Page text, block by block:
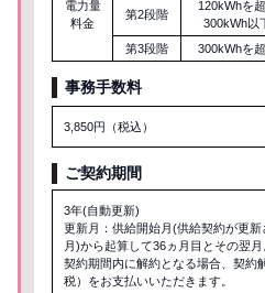
電力量
料金
第2段階
120kWhを
300kWh以
第3段階 300kWhを
事務手数料
3,850円（税込）
ご契約期間
3年(自動更新)
更新月：供給開始月(供給契約が更
月)から起算して36ヵ月目とその翌月
契約期間内に解約となる場合、契約
税）をお支払いいただきます。